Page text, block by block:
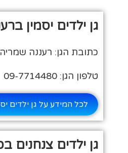
גן ילדים יסמין
כתובת הגן: רעננה שמריהו
טלפון הגן: 09-7714480
לכל המידע על גן ילדים
גן ילדים צנחנים